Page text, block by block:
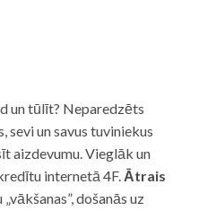
un tūlīt? Neparedzēts
sevi un savus tuviniekus
aizdevumu. Vieglāk un
internetā 4F. Ātrais
došanās uz